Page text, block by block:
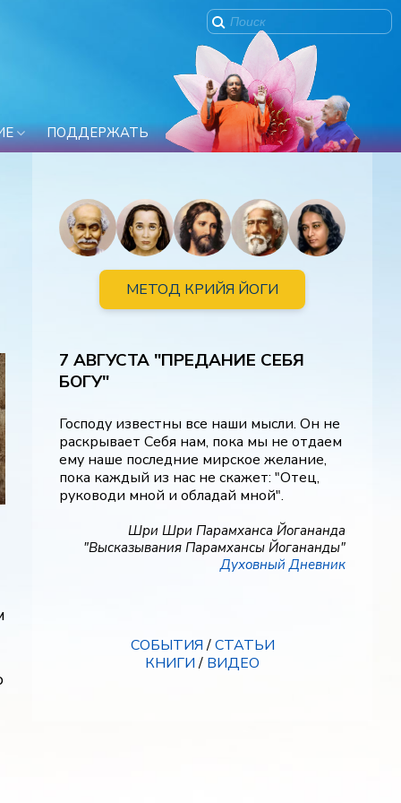
ПОДДЕРЖАТЬ
МЕТОД КРИЙЯ ЙОГИ
7 АВГУСТА "ПРЕДАНИЕ СЕБЯ
БОГУ"
Господу известны все наши мысли. Он не
раскрывает Себя нам, пока мы не отдаем
ему наше последние мирское желание,
пока каждый из нас не скажет: "Отец,
руководи мной и обладай мной".
Шри Шри Парамханса Йогананда
"Высказывания Парамхансы Йогананды"
Духовный Дневник
СОБЫТИЯ/СТАТЬИ
КНИГИ/ ВИДЕО